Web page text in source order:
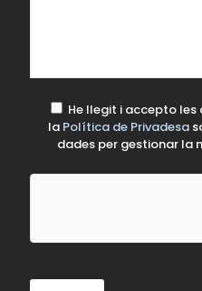
He llegit i accepto
la Política de Privadesa
dades per gestionar la